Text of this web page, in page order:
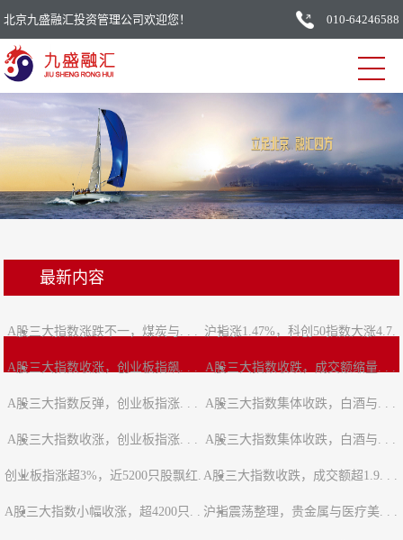
北京九盛融汇投资管理公司欢迎您！ 010-64246588
最新内容
A股三大指数涨跌不一，煤炭与. . . 沪指涨1.47%，科创50指数大涨4.7.
. .
A股三大指数收涨，创业板指飙. . . A股三大指数收跌，成交额缩量. . .
A股三大指数反弹，创业板指涨. . . A股三大指数集体收跌，白酒与. . .
A股三大指数收涨，创业板指涨. . . A股三大指数集体收跌，白酒与. . .
创业板指涨超3%，近5200只股飘红.
. .
A股三大指数收跌，成交额超1.9. . .
A股三大指数小幅收涨，超4200只. . 沪指震荡整理，贵金属与医疗美. . .